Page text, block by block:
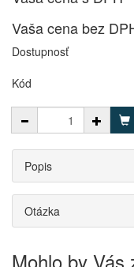
Vaša cena bez
Dostupnosť
Kód
Popis
Otázka
Mohlo by Vás